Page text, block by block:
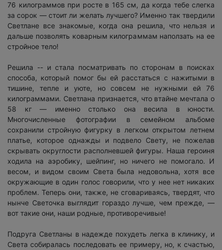
76 килограммов при росте в 165 см, да когда тебе слегка
за сорок — стоит ли желать лучшего? Именно так твердили
Светлане все знакомые, когда она решила, что нельзя и
дальше позволять коварным килограммам наползать на ее
стройное тело!
Решила -- и стала посматривать по сторонам в поисках
способа, который помог бы ей расстаться с нажитыми в
тишине, тепле и уюте, но совсем не нужными ей 76
килограммами. Светлана признается, что втайне мечтала о
58 кг — именно столько она весила в юности.
Многочисленные фотографии в семейном альбоме
сохранили стройную фигурку в легком открытом летнем
платье, которое однажды и подвело Свету, не пожелав
скрывать округлости располневшей фигуры. Наша героиня
ходила на аэробику, шейпинг, но ничего не помогало. И
весом, и видом своим Света была недовольна, хотя все
окружающие в один голос говорили, что у нее нет никаких
проблем. Теперь они, также, не сговариваясь, твердят, что
нынче Светочка выглядит гораздо лучше, чем прежде, —
вот такие они, наши родные, противоречивые!
Подруга Светланы в надежде похудеть легка в клинику, и
Света собиралась последовать ее примеру, но, к счастью,